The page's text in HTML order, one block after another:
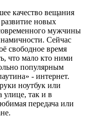
качество вещания
новых
мужчины
Сейчас
свободное время
что мало кто ними
популярным
- интернет.
ноутбук или
улице, так и в
передача или